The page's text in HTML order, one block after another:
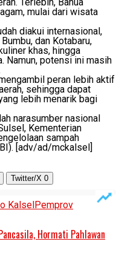
mulai dari wisata
diakui internasional,
dan Kotabaru,
khas, hingga
Namun, potensi ini masih
peran lebih aktif
sehingga dapat
lebih menarik bagi
narasumber nasional
Kementerian
sampah
[adv/ad/mckalsel]
Twitter/X 0
KalselPemprov
Hormati Pahlawan